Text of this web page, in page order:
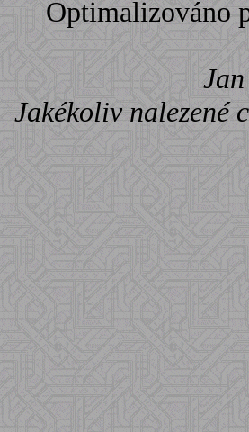
Optimalizováno
Jakékoliv nalezené